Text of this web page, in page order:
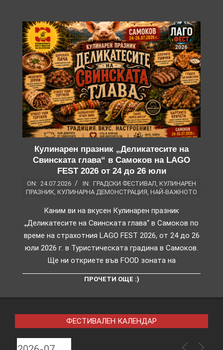
Кулинарен празник „Деликатесите на
Свинската глава“ в Самоков на LAGO
FEST 2026 от 24 до 26 юли
ON: 24.07.2026 IN: ГРАДСКИ ФЕСТИВАЛ, КУЛИНАРЕН
ПРАЗНИК, КУЛИНАРНА ДЕМОНСТРАЦИЯ, НАЙ-ВАЖНОТО
Каним ви на вкусен Кулинарен празник
„Деликатесите на Свинската глава“ в Самоков по
време на страхотния LAGO FEST 2026, от 24 до 26
юли 2026 г. в Туристическата градина в Самоков.
Ще ни откриете във FOOD зоната на
ПРОЧЕТИ ОЩЕ :)
ФЕСТИВАЛЕН КАЛЕНДАР